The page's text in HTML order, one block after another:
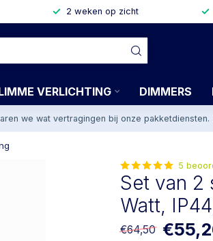
2 weken op zicht
VERLICHTING DIMMERS
we wat vertragingen bij onze pakketdiensten.
5
Set van 2
Watt,
€64,50